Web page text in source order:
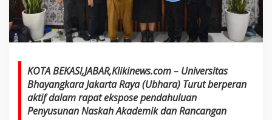
KOTA BEKASI,JABAR,Klikinews.com – Universitas
Bhayangkara Jakarta Raya (Ubhara) Turut berperan
aktif dalam rapat ekspose pendahuluan
Penyusunan Naskah Akademik dan Rancangan